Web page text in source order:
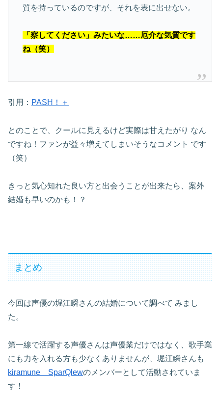
質を持っているのですが、それを表に出せない。
「察してください」みたいな……厄介な気質です
ね（笑）
引用： PASH！＋
とのことで、クールに見えるけど実際は甘えたがり なん
ですね！ファンが益々増えてしまいそうなコメント です
（笑）
きっと気心知れた良い方と出会うことが出来たら、案外
結婚も早いのかも！？
まとめ
今回は声優の堀江瞬さんの結婚について調べて みまし
た。
第一線で活躍する声優さんは声優業だけではなく、歌手業
にも力を入れる方も少なくありませんが、堀江瞬さんも
kiramune SparQlewのメンバーとして活動されていま
す！